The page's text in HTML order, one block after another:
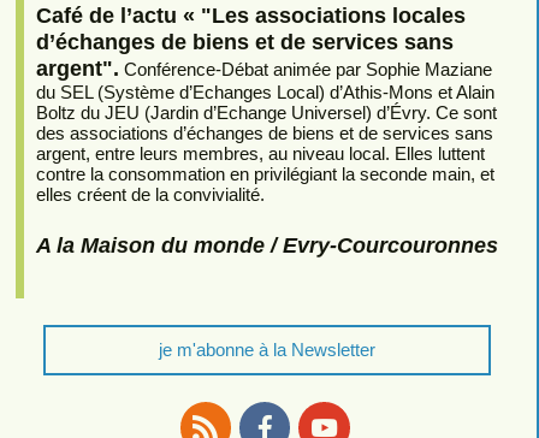
Café de l’actu « "Les associations locales
d’échanges de biens et de services sans
argent". Conférence-Débat animée par Sophie Maziane
du SEL (Système d’Echanges Local) d’Athis-Mons et Alain
Boltz du JEU (Jardin d’Echange Universel) d’Évry. Ce sont
des associations d’échanges de biens et de services sans
argent, entre leurs membres, au niveau local. Elles luttent
contre la consommation en privilégiant la seconde main, et
elles créent de la convivialité.
A la Maison du monde / Evry-Courcouronnes
je m'abonne à la Newsletter